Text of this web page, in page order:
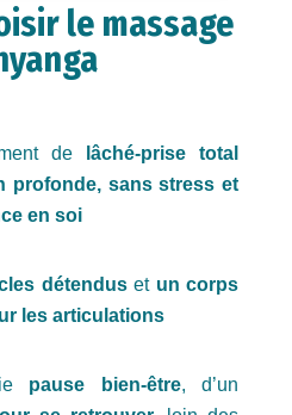
le massage
de
lâché-prise total
profonde, sans stress et
en soi
détenduset un corps
les articulations
pause bien-être, d’un